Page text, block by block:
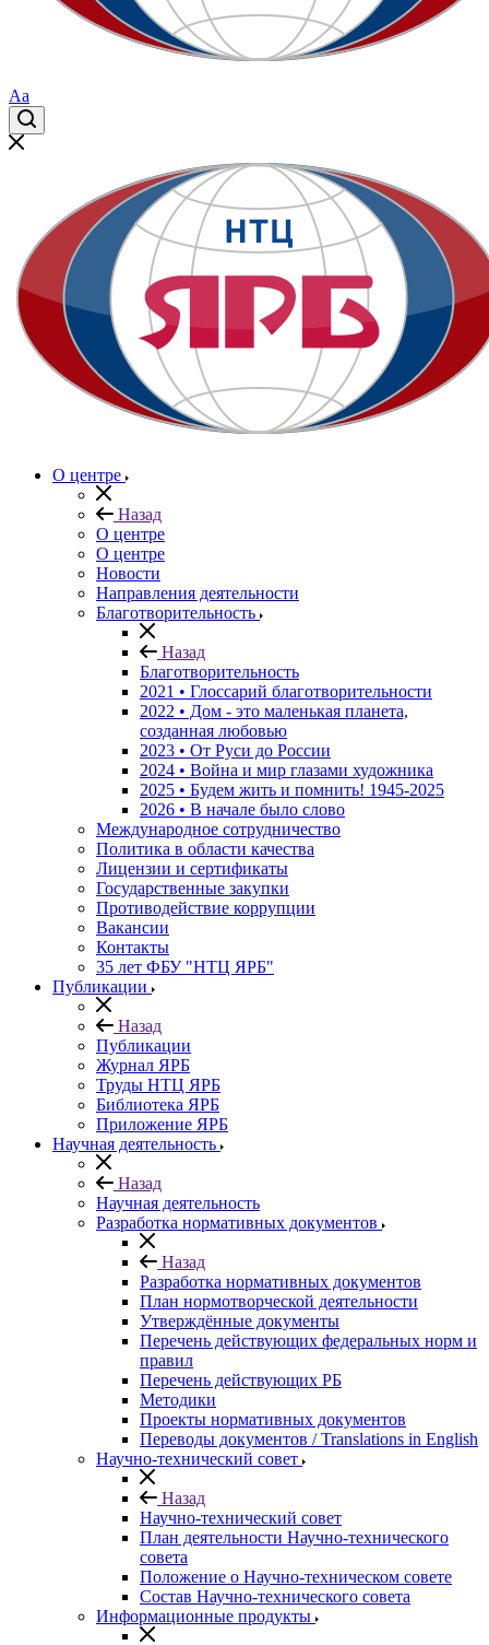
Aa
О центре
Назад
О центре
О центре
Новости
Направления деятельности
Благотворительность
Назад
Благотворительность
2021 • Глоссарий благотворительности
2022 • Дом - это маленькая планета,
созданная любовью
2023 • От Руси до России
2024 • Война и мир глазами художника
2025 • Будем жить и помнить! 1945-2025
2026 • В начале было слово
Международное сотрудничество
Политика в области качества
Лицензии и сертификаты
Государственные закупки
Противодействие коррупции
Вакансии
Контакты
35 лет ФБУ "НТЦ ЯРБ"
Публикации
Назад
Публикации
Журнал ЯРБ
Труды НТЦ ЯРБ
Библиотека ЯРБ
Приложение ЯРБ
Научная деятельность
Назад
Научная деятельность
Разработка нормативных документов
Назад
Разработка нормативных документов
План нормотворческой деятельности
Утверждённые документы
Перечень действующих федеральных норм и
правил
Перечень действующих РБ
Методики
Проекты нормативных документов
Переводы документов / Translations in English
Научно-технический совет
Назад
Научно-технический совет
План деятельности Научно-технического
совета
Положение о Научно-техническом совете
Состав Научно-технического совета
Информационные продукты